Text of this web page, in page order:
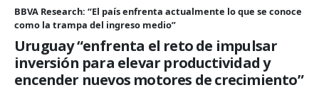
BBVA Research: “El país enfrenta actualmente lo que se conoce
como la trampa del ingreso medio”
Uruguay “enfrenta el reto de impulsar
inversión para elevar productividad y
encender nuevos motores de crecimiento”